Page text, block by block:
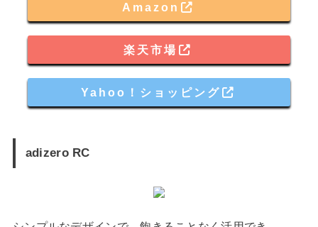
Amazon
楽天市場
Yahoo！ショッピング
adizero RC